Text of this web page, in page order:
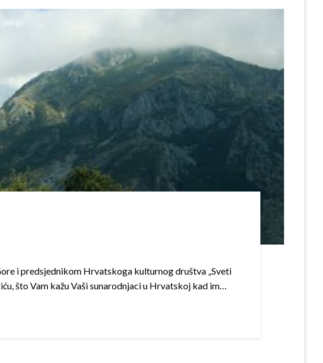
i predsjednikom Hrvatskoga kulturnog društva „Sveti
što Vam kažu Vaši sunarodnjaci u Hrvatskoj kad im…